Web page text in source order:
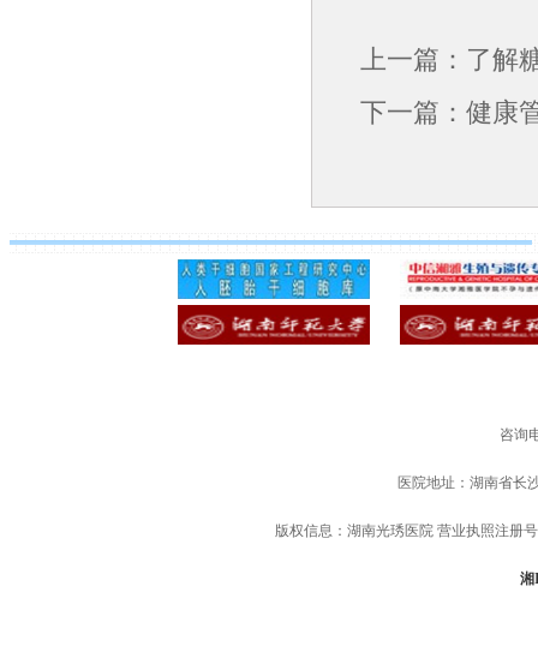
上一篇： 了解
下一篇： 健康
咨询
医院地址：湖南省长
版权信息：湖南光琇医院 营业执照注
湘